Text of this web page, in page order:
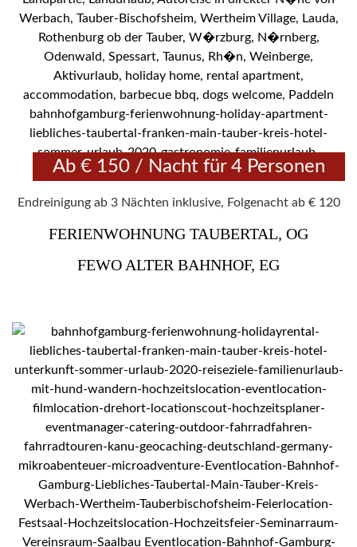
Ab € 150 / Nacht für 4 Personen
Endreinigung ab 3 Nächten inklusive, Folgenacht ab € 120
FERIENWOHNUNG TAUBERTAL, OG
FEWO ALTER BAHNHOF, EG